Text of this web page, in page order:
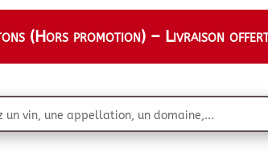
(Hors promotion) – Livraison